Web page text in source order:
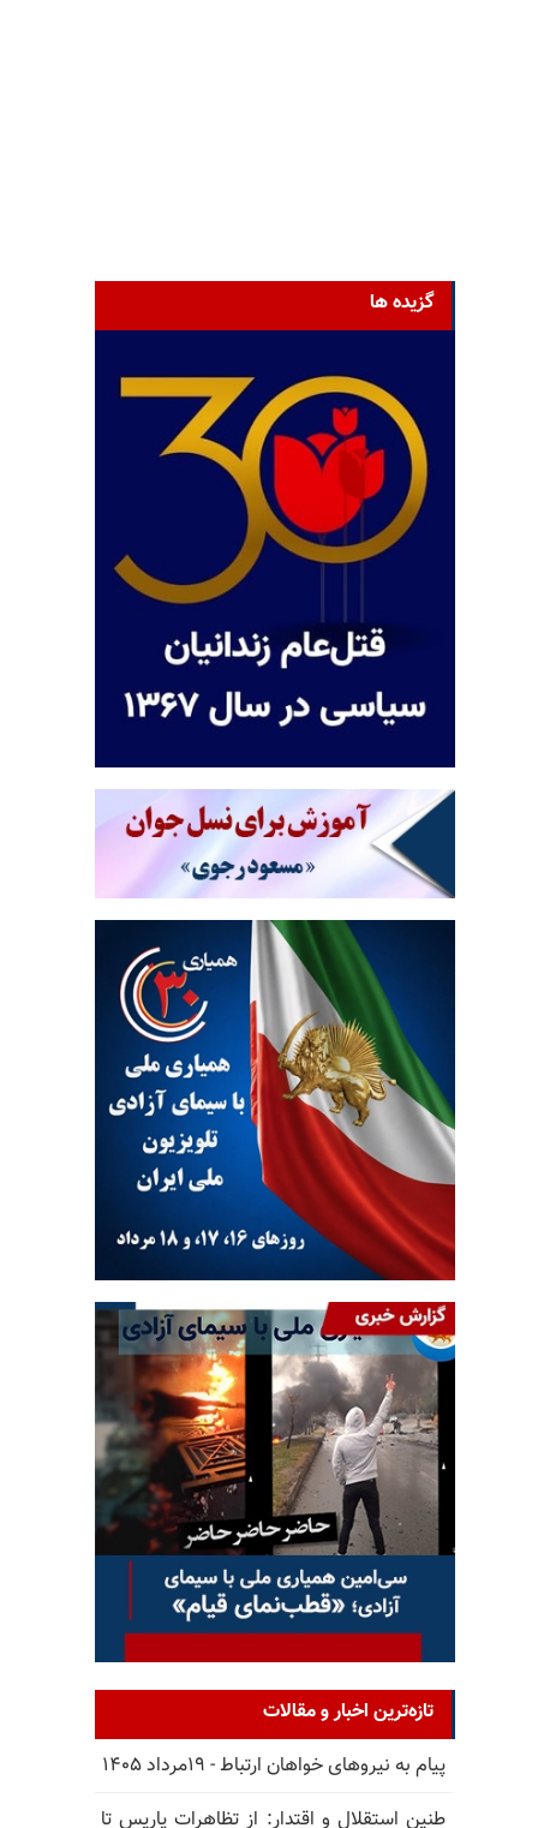
گزیده ها
تازه‌ترین اخبار و مقالات
پیام به نیروهای خواهان ارتباط - ۱۹مرداد ۱۴۰۵
طنین استقلال و اقتدار: از تظاهرات پاریس تا